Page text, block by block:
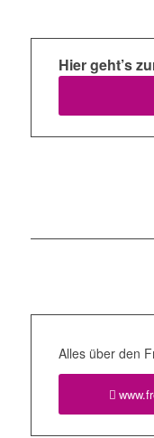
Hier geht’s
Alles über den